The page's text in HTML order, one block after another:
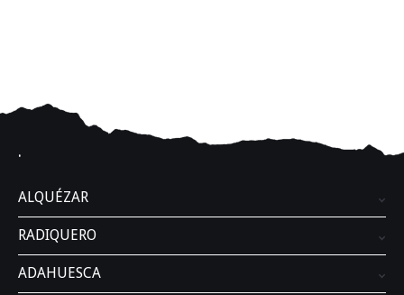
.
ALQUÉZAR
RADIQUERO
ADAHUESCA